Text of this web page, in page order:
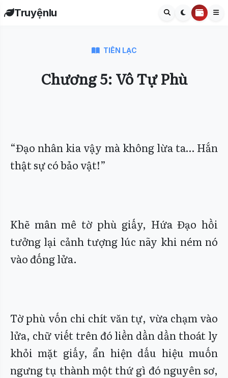
Truyệnlu
TIÊN LẠC
Chương 5: Vô Tự Phù
“Đạo nhân kia vậy mà không lừa ta… Hắn
thật sự có bảo vật!”
Khẽ mân mê tờ phù giấy, Hứa Đạo hồi
tưởng lại cảnh tượng lúc nãy khi ném nó
vào đống lửa.
Tờ phù vốn chi chít văn tự, vừa chạm vào
lửa, chữ viết trên đó liền dần dần thoát ly
khỏi mặt giấy, ẩn hiện dấu hiệu muốn
ngưng tụ thành một thứ gì đó nguyên sơ,